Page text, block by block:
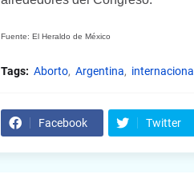
Fuente: El Heraldo de México
Tags: Aborto Argentina internacional
Facebook Twitter